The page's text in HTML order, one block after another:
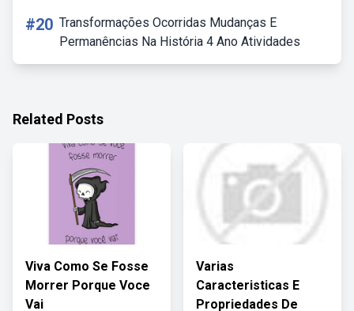
#20 Transformações Ocorridas Mudanças E
Permanências Na História 4 Ano Atividades
Related Posts
Viva Como Se Fosse
Morrer Porque Voce
Vai
Varias
Caracteristicas E
Propriedades De